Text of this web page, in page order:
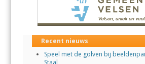
Recent nieuws
Speel met de golven bij